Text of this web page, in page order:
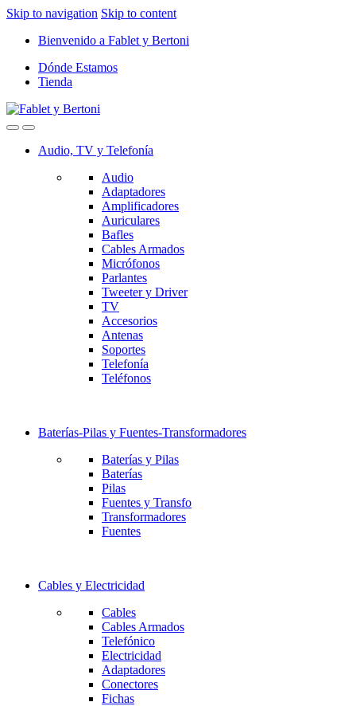
Skip to navigation Skip to content
Bienvenido a Fablet y Bertoni
Dónde Estamos
Tienda
Audio, TV y Telefonía
Audio
Adaptadores
Amplificadores
Auriculares
Bafles
Cables Armados
Micrófonos
Parlantes
Tweeter y Driver
TV
Accesorios
Antenas
Soportes
Telefonía
Teléfonos
Baterías-Pilas y Fuentes-Transformadores
Baterías y Pilas
Baterías
Pilas
Fuentes y Transfo
Transformadores
Fuentes
Cables y Electricidad
Cables
Cables Armados
Telefónico
Electricidad
Adaptadores
Conectores
Fichas